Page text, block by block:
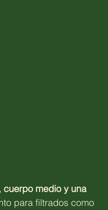
medio y una
para filtrados como